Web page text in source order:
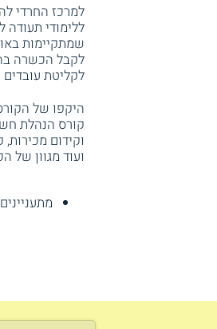
למרכז החרדי
ללימודי תעודה
שמתקיימות
לקבל הכשרה
לקליטת עובדים
וקידום
ועוד מגוון של